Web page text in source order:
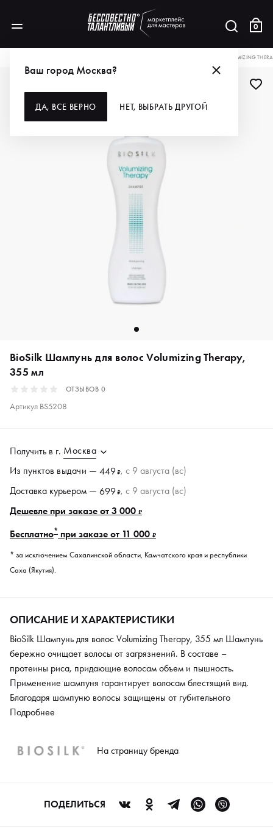
0
Ваш город Москва?
ДА, ВСЕ ВЕРНО НЕТ, ВЫБРАТЬ ДРУГОЙ
BIOSILK ШАМПУНЬ ДЛЯ ВОЛОС VOLUMIZING
BioSilk Шампунь для волос Volumizing Therapy,
355 мл
ОТЗЫВОВ 0
Артикул BS5208
Получить в г. Москва
Из пунктов выдачи — 449₽, c 9 августа (вс)
Доставка курьером — 699₽, c 9 августа (вс)
Дешевле при заказе от 3 000 ₽
Бесплатно* при заказе от 11 000 ₽
* за исключением Сахалинской области, Камчатского края и республики
Саха (Якутия).
ОПИСАНИЕ И ХАРАКТЕРИСТИКИ
BioSilk Шампунь для волос Volumizing Therapy, 355 мл Шампунь
бережно очищает волосы от загрязнений. В составе –
протеины риса, придающие волосам объем и пышность.
Применение шампуня гарантирует волосам блестящий вид.
Благодаря шампуню волосы защищены от губительного
воздействия ультрафиолетовых лучей. Не содержит сульфатов
Подробнее
На страницу бренда
ПОДЕЛИТЬСЯ